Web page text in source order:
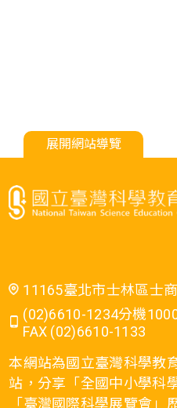
展開網站導覽
11165臺北市士林區士
(02)6610-1234分機
FAX (02)6610-1133
本網站為國立臺灣科學教
站，分享「全國中小學科
「臺灣國際科學展覽會」